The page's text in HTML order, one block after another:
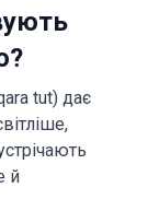
tut) дає
й